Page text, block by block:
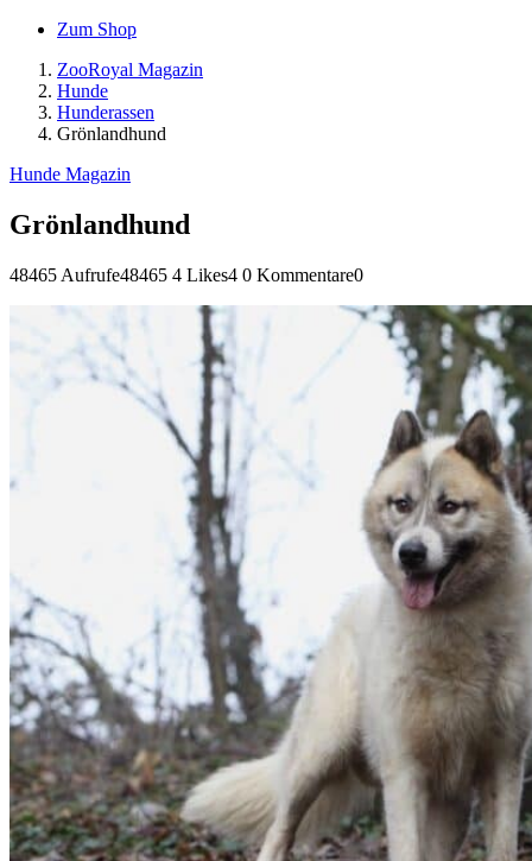
Zum Shop
ZooRoyal Magazin
Hunde
Hunderassen
Grönlandhund
Hunde Magazin
Grönlandhund
48465 Aufrufe48465 4 Likes4 0 Kommentare0